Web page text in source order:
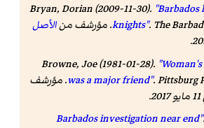
Bryan, Dorian (2009-11-30).
knights". The . مؤرشف منالأصل
.
Browne, Joe (1981-01-28).
was a major friend".Pittsburg
. مؤرشف
.
.